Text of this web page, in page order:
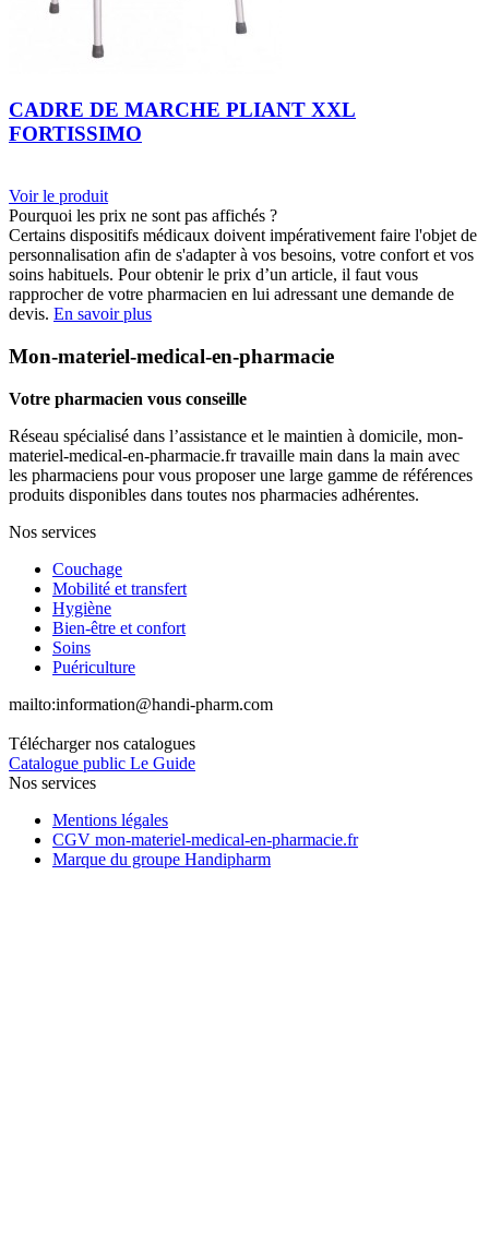
CADRE DE MARCHE PLIANT XXL
FORTISSIMO
Voir le produit
Pourquoi les prix ne sont pas affichés ?
Certains dispositifs médicaux doivent impérativement faire l'objet de
personnalisation afin de s'adapter à vos besoins, votre confort et vos
soins habituels. Pour obtenir le prix d’un article, il faut vous
rapprocher de votre pharmacien en lui adressant une demande de
devis. En savoir plus
Mon-materiel-medical-en-pharmacie
Votre pharmacien vous conseille
Réseau spécialisé dans l’assistance et le maintien à domicile, mon-
materiel-medical-en-pharmacie.fr travaille main dans la main avec
les pharmaciens pour vous proposer une large gamme de références
produits disponibles dans toutes nos pharmacies adhérentes.
Nos services
Couchage
Mobilité et transfert
Hygiène
Bien-être et confort
Soins
Puériculture
mailto:information@handi-pharm.com
Télécharger nos catalogues
Catalogue public Le Guide
Nos services
Mentions légales
CGV mon-materiel-medical-en-pharmacie.fr
Marque du groupe Handipharm